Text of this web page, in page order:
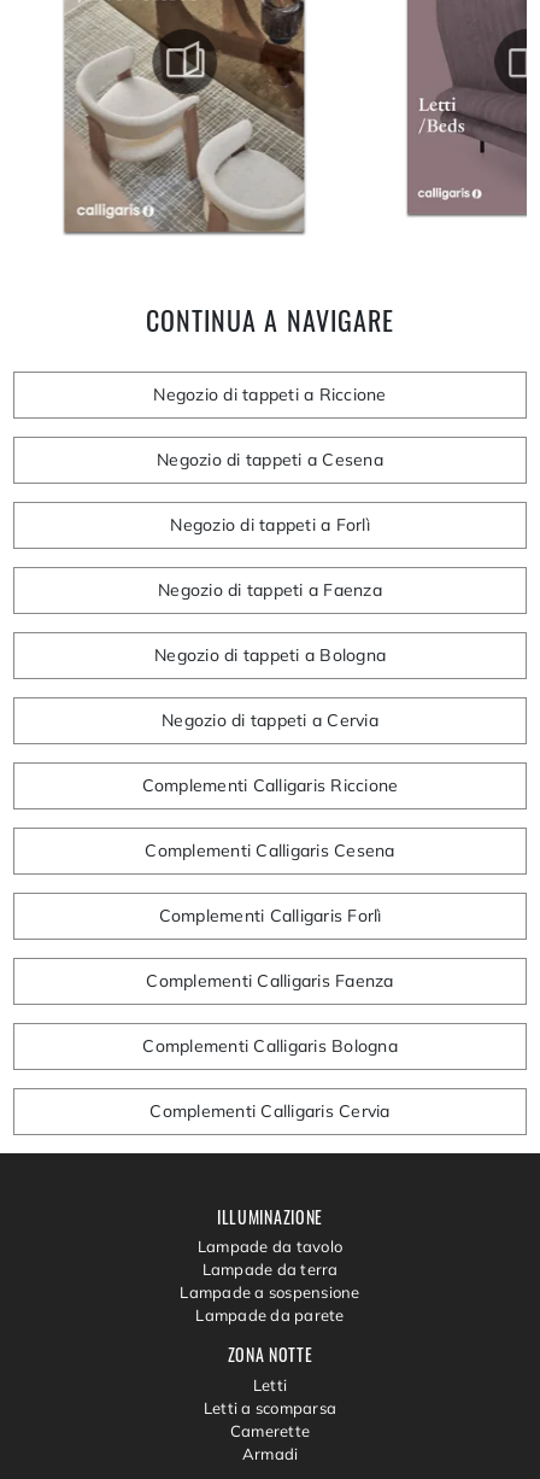
CONTINUA A NAVIGARE
Negozio di tappeti a Riccione
Negozio di tappeti a Cesena
Negozio di tappeti a Forlì
Negozio di tappeti a Faenza
Negozio di tappeti a Bologna
Negozio di tappeti a Cervia
Complementi Calligaris Riccione
Complementi Calligaris Cesena
Complementi Calligaris Forlì
Complementi Calligaris Faenza
Complementi Calligaris Bologna
Complementi Calligaris Cervia
ZONA NOTTE
Letti
Letti a scomparsa
Camerette
Armadi
ILLUMINAZIONE
Lampade da tavolo
Lampade da terra
Lampade a sospensione
Lampade da parete